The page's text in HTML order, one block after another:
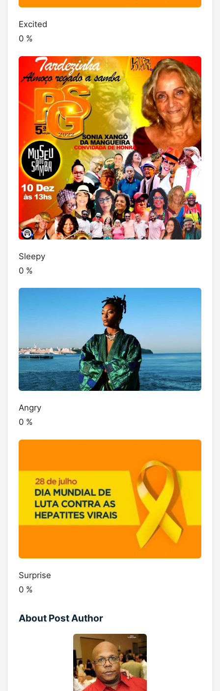
Excited
0 %
Sleepy
0 %
Angry
0 %
Surprise
0 %
About Post Author